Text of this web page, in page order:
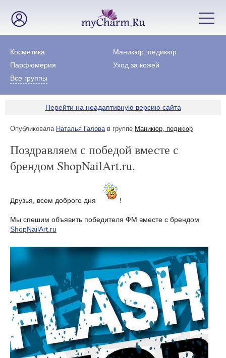
Косметика
Маникюр, педикюр
Парфюмерия
Уход за кожей
Все группы
Перейти на неадаптивную версию сайта
Опубликовала Наталья Галовав группе Маникюр, педикюр
Поздравляем с победой вместе с
брендом ShopNailArt.ru.
Друзья, всем доброго дня !
Мы спешим объявить победителя ФМ вместе с брендом
ShopNailArt.ru